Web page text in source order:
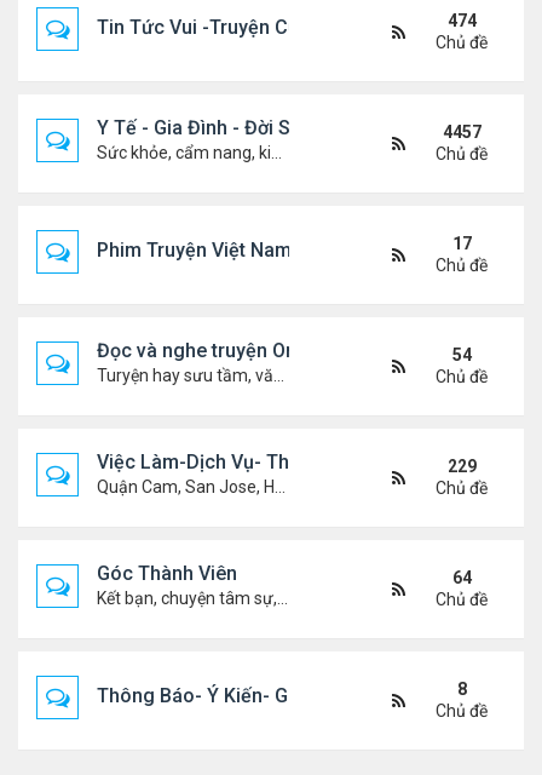
Tin Tức Vui -Truyện Cười- Video Hài
474
Chủ đề
Y Tế - Gia Đình - Đời Sống
4457
Chủ đề
Phim Truyện Việt Nam Online
17
Chủ đề
Đọc và nghe truyện Online
54
Chủ đề
Việc Làm-Dịch Vụ- Thuê Nhà
229
Chủ đề
Góc Thành Viên
64
Chủ đề
Thông Báo- Ý Kiến- Góp Ý- Liên Lạc
8
Chủ đề